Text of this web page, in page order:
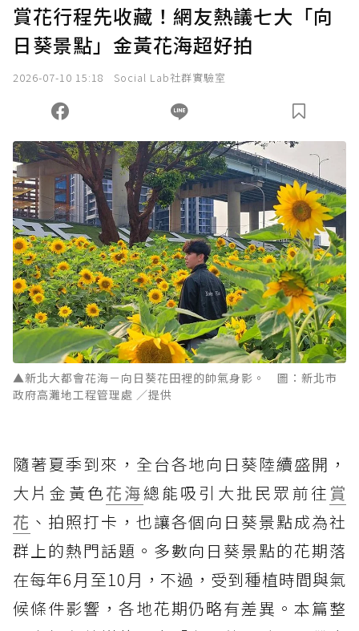
賞花行程先收藏！網友熱議七大「向
日葵景點」金黃花海超好拍
2026-07-10 15:18 Social Lab社群實驗室
▲新北大都會花海－向日葵花田裡的帥氣身影。 圖：新北市
政府高灘地工程管理處 ／提供
隨著夏季到來，全台各地向日葵陸續盛開，
大片金黃色花海總能吸引大批民眾前往 賞
花 、拍照打卡，也讓各個向日葵景點成為社
群上的熱門話題。多數向日葵景點的花期落
在每年6月至10月，不過，受到種植時間與氣
候條件影響，各地花期仍略有差異。本篇整